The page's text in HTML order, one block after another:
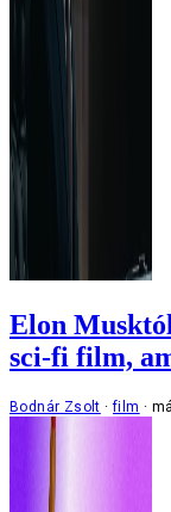
Elon
sci-fi film,
Bodnár Zsolt film